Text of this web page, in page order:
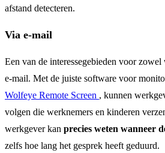
afstand detecteren.
Via e-mail
Een van de interessegebieden voor zowel
e-mail. Met de juiste software voor
Wolfeye Remote Screen , kunnen
volgen die werknemers en kinderen
werkgever kan precies weten wanneer
zelfs hoe lang het gesprek heeft geduurd.